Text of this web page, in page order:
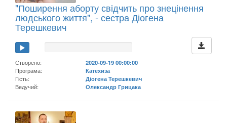
"Поширення аборту свідчить про знецінення
людського життя", - сестра Діогена
Терешкевич
Створено:
2020-09-19 00:00:00
Програма:
Катехиза
Гість:
Діогена Терешкевич
Ведучий:
Олександр Грицака